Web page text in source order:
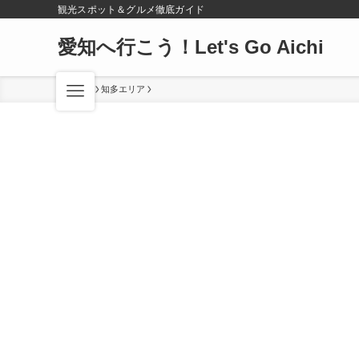
観光スポット＆グルメ徹底ガイド
愛知へ行こう！Let's Go Aichi
ホーム 知多エリア